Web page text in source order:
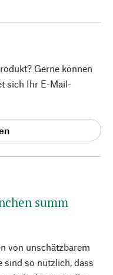
summ
von unschätzbarem
sind so nützlich, dass
Gerne können
sich Ihr E-Mail-